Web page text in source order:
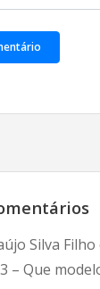
Silva Filho
– Que